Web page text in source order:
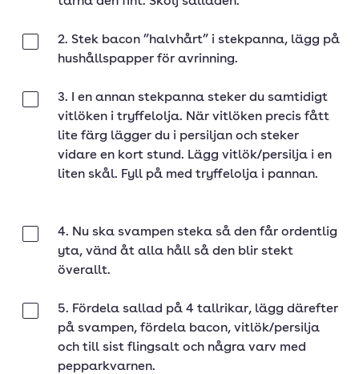
2. Stek bacon ”halvhårt” i stekpanna, lägg på
hushållspapper för avrinning.
3. I en annan stekpanna steker du samtidigt
vitlöken i tryffelolja. När vitlöken precis fått
lite färg lägger du i persiljan och steker
vidare en kort stund. Lägg vitlök/persilja i en
liten skål. Fyll på med tryffelolja i pannan.
4. Nu ska svampen steka så den får ordentlig
yta, vänd åt alla håll så den blir stekt
överallt.
5. Fördela sallad på 4 tallrikar, lägg därefter
på svampen, fördela bacon, vitlök/persilja
och till sist flingsalt och några varv med
pepparkvarnen.